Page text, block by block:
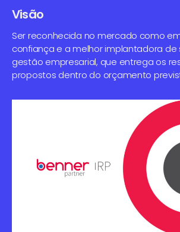
Visão
Ser reconhecida no mercado como
confiança e a melhor implantadora
gestão empresarial, que entrega os
propostos dentro do orçamento